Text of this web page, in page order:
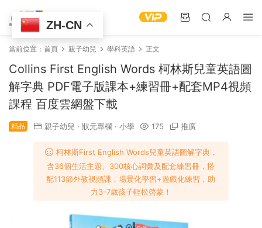
當前位置： 首頁 親子幼兒 學科英語 正文
Collins First English Words 柯林斯兒童英語圖
解字典 PDF電子版課本+練習冊+配套MP4視頻
課程 百度雲網盤下載
精品 親子幼兒 · 狀元專欄 · 小學 175 推廣
柯林斯First English Words兒童英語圖解字典，
含36個生活主題、300核心詞彙及配套練習冊，搭
配113節外教視頻課，場景化學習+遊戲化練習，助
力3-7歲孩子輕松啓蒙！
ZH-CN